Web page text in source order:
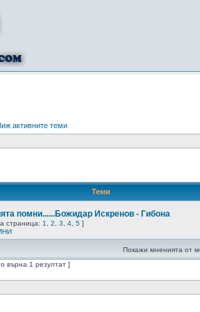
активните теми
Теми
помни......Божидар Искренов - Гибона
страница: 1 2 3 4 5 ]
Покажи мненията от
върна 1 резултат ]